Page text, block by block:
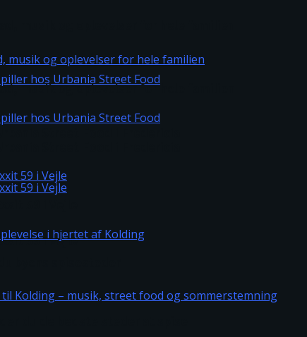
musik og oplevelser for hele familien
59 i Vejle
musik og oplevelser for hele familien